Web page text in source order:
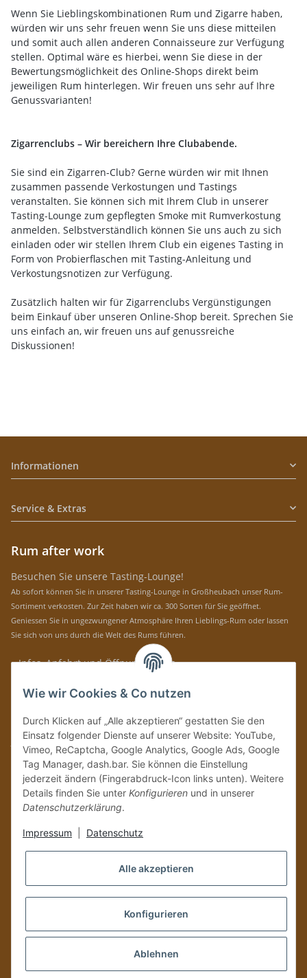
Wenn Sie Lieblingskombinationen Rum und Zigarre haben,
würden wir uns sehr freuen wenn Sie uns diese mitteilen
und somit auch allen anderen Connaisseure zur Verfügung
stellen. Optimal wäre es hierbei, wenn Sie diese in der
Bewertungsmöglichkeit des Online-Shops direkt beim
jeweiligen Rum hinterlegen. Wir freuen uns sehr auf Ihre
Genussvarianten!
Zigarrenclubs – Wir bereichern Ihre Clubabende.
Sie sind ein Zigarren-Club? Gerne würden wir mit Ihnen
zusammen passende Verkostungen und Tastings
veranstalten. Sie können sich mit Ihrem Club in unserer
Tasting-Lounge zum gepflegten Smoke mit Rumverkostung
anmelden. Selbstverständlich können Sie uns auch zu sich
einladen oder wir stellen Ihrem Club ein eigenes Tasting in
Form von Probierflaschen mit Tasting-Anleitung und
Verkostungsnotizen zur Verfügung.
Zusätzlich halten wir für Zigarrenclubs Vergünstigungen
beim Einkauf über unseren Online-Shop bereit. Sprechen Sie
uns einfach an, wir freuen uns auf genussreiche
Diskussionen!
Informationen
Service & Extras
Rum after work
Besuchen Sie unsere Tasting-Lounge!
Ab sofort können Sie in unserer Tasting-Lounge in Großheubach unser Rum-
Sortiment verkosten. Zur Zeit haben wir ca. 300 Sorten für Sie geöffnet.
Geniessen Sie in ungezwungener Atmosphäre Ihren Lieblings-Rum oder lassen
Sie sich von uns durch die Welt des Rums führen.
» Infos, Anfahrt und Öffnungszeiten
Immer auf dem Laufenden mit unseren aktuellen Rum-News!
Bitte senden Sie mir entsprechend IhrerDatenschutzerklärung
regelmäßig und
jederzeit widerruflich Informationen zu Ihrem Produktsortiment per E-Mail zu.
Vertrag widerrufen
Alle Preise inkl. gesetzlicher USt., zzgl.
Wie wir Cookies & Co nutzen
Durch Klicken auf „Alle akzeptieren“ gestatten Sie den
Einsatz folgender Dienste auf unserer Website: YouTube,
Vimeo, ReCaptcha, Google Analytics, Google Ads, Google
Tag Manager, dash.bar. Sie können die Einstellung
jederzeit ändern (Fingerabdruck-Icon links unten). Weitere
Details finden Sie unter Konfigurieren und in unserer
Datenschutzerklärung.
Impressum Datenschutz
Alle akzeptieren
Konfigurieren
Ablehnen